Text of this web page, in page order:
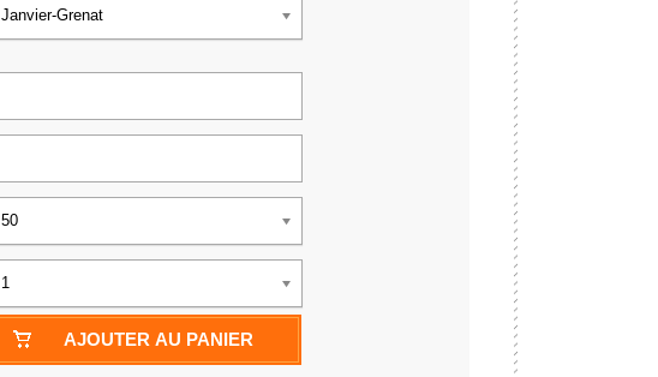
Janvier-Grenat
50
1
AJOUTER AU PANIER